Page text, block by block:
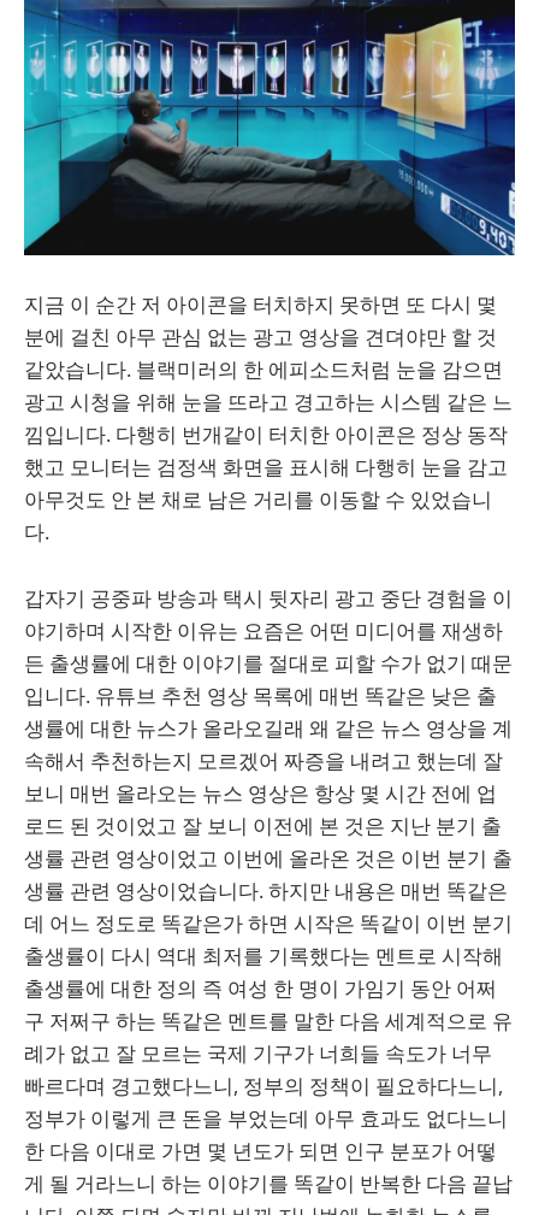
지금 이 순간 저 아이콘을 터치하지 못하면 또 다시 몇
분에 걸친 아무 관심 없는 광고 영상을 견뎌야만 할 것
같았습니다. 블랙미러의 한 에피소드처럼 눈을 감으면
광고 시청을 위해 눈을 뜨라고 경고하는 시스템 같은 느
낌입니다. 다행히 번개같이 터치한 아이콘은 정상 동작
했고 모니터는 검정색 화면을 표시해 다행히 눈을 감고
아무것도 안 본 채로 남은 거리를 이동할 수 있었습니
다.
갑자기 공중파 방송과 택시 뒷자리 광고 중단 경험을 이
야기하며 시작한 이유는 요즘은 어떤 미디어를 재생하
든 출생률에 대한 이야기를 절대로 피할 수가 없기 때문
입니다. 유튜브 추천 영상 목록에 매번 똑같은 낮은 출
생률에 대한 뉴스가 올라오길래 왜 같은 뉴스 영상을 계
속해서 추천하는지 모르겠어 짜증을 내려고 했는데 잘
보니 매번 올라오는 뉴스 영상은 항상 몇 시간 전에 업
로드 된 것이었고 잘 보니 이전에 본 것은 지난 분기 출
생률 관련 영상이었고 이번에 올라온 것은 이번 분기 출
생률 관련 영상이었습니다. 하지만 내용은 매번 똑같은
데 어느 정도로 똑같은가 하면 시작은 똑같이 이번 분기
출생률이 다시 역대 최저를 기록했다는 멘트로 시작해
출생률에 대한 정의 즉 여성 한 명이 가임기 동안 어쩌
구 저쩌구 하는 똑같은 멘트를 말한 다음 세계적으로 유
례가 없고 잘 모르는 국제 기구가 너희들 속도가 너무
빠르다며 경고했다느니, 정부의 정책이 필요하다느니,
정부가 이렇게 큰 돈을 부었는데 아무 효과도 없다느니
한 다음 이대로 가면 몇 년도가 되면 인구 분포가 어떻
게 될 거라느니 하는 이야기를 똑같이 반복한 다음 끝납